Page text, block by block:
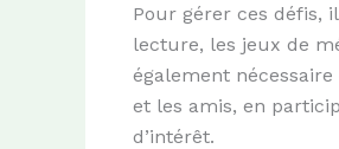
Pour gérer ces défis,
lecture, les jeux de
également
et les amis, en
d’intérêt.